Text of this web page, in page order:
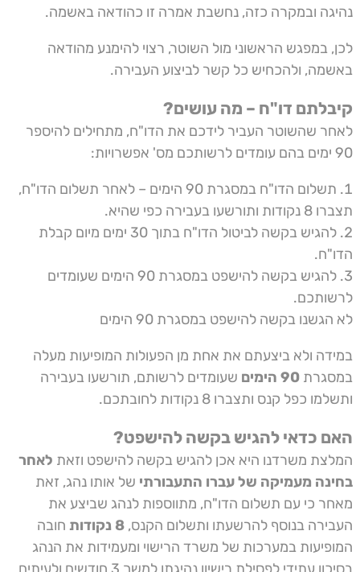
נהיגה ובמקרה כזה, נחשבת אמרה זו כהודאה באשמה.
לכן, במפגש הראשוני מול השוטר, רצוי להימנע מהודאה
באשמה, ולהכחיש כל קשר לביצוע העבירה.
קיבלתם דו"ח – מה עושים?
לאחר שהשוטר העביר לידכם את הדו"ח, מתחילים להיספר
90 ימים בהם עומדים לרשותכם מס' אפשרויות:
תשלום הדו"ח במסגרת 90 הימים – לאחר תשלום הדו"ח,
תצברו 8 נקודות ותורשעו בעבירה כפי שהיא.
להגיש בקשה לביטול הדו"ח בתוך 30 ימים מיום קבלת
הדו"ח.
להגיש בקשה להישפט במסגרת 90 הימים שעומדים
לרשותכם.
לא הגשנו בקשה להישפט במסגרת 90 הימים
במידה ולא ביצעתם את אחת מן הפעולות המופיעות מעלה
במסגרת 90 הימים
שעומדים לרשותם, תורשעו בעבירה
ותשלמו כפל קנס ותצברו 8 נקודות לחובתכם.
האם כדאי להגיש בקשה להישפט?
המלצת משרדנו היא אכן להגיש בקשה להישפט וזאת לאחר
בחינה מעמיקה של עברו התעבורתי של אותו נהג, זאת
מאחר כי עם תשלום הדו"ח, מתווספות לנהג שביצע את
העבירה בנוסף להרשעתו ותשלום הקנס, 8 נקודות
חובה
המופיעות במערכות של משרד הרישוי ומעמידות את הנהג